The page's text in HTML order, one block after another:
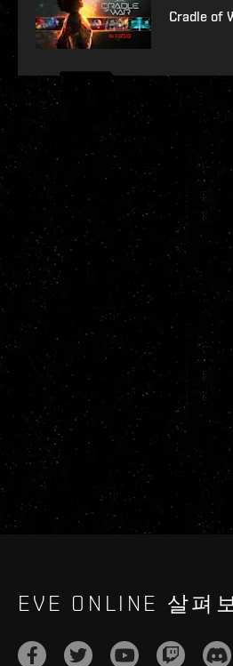
Cradle of
EVE ONLINE 살펴